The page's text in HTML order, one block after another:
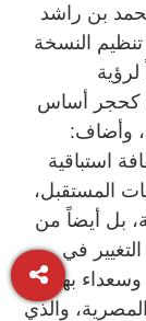
بن راشد
النسخة
كحجر أساس
وأضاف:
استباقية
المستقبل،
بل أيضاً من
في
بهذا
والذي